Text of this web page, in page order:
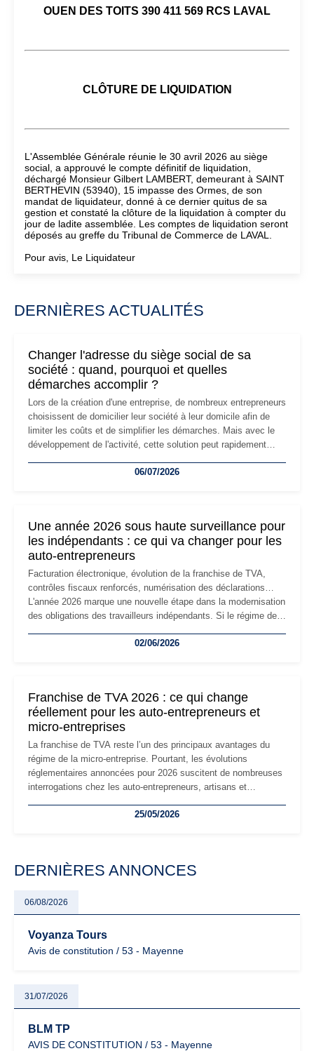
OUEN DES TOITS 390 411 569 RCS LAVAL
CLÔTURE DE LIQUIDATION
L'Assemblée Générale réunie le 30 avril 2026 au siège
social, a approuvé le compte définitif de liquidation,
déchargé Monsieur Gilbert LAMBERT, demeurant à SAINT
BERTHEVIN (53940), 15 impasse des Ormes, de son
mandat de liquidateur, donné à ce dernier quitus de sa
gestion et constaté la clôture de la liquidation à compter du
jour de ladite assemblée. Les comptes de liquidation seront
déposés au greffe du Tribunal de Commerce de LAVAL.
Pour avis, Le Liquidateur
DERNIÈRES ACTUALITÉS
Changer l'adresse du siège social de sa
société : quand, pourquoi et quelles
démarches accomplir ?
Lors de la création d'une entreprise, de nombreux entrepreneurs
choisissent de domicilier leur société à leur domicile afin de
limiter les coûts et de simplifier les démarches. Mais avec le
développement de l'activité, cette solution peut rapidement
professionnels, recrutement, image de marque… Le
06/07/2026
Une année 2026 sous haute surveillance pour
les indépendants : ce qui va changer pour les
auto-entrepreneurs
Facturation électronique, évolution de la franchise de TVA,
contrôles fiscaux renforcés, numérisation des déclarations…
L'année 2026 marque une nouvelle étape dans la modernisation
des obligations des travailleurs indépendants. Si le régime de
les auto-entrepreneurs devront s'adapter à un environnement
02/06/2026
Franchise de TVA 2026 : ce qui change
réellement pour les auto-entrepreneurs et
micro-entreprises
La franchise de TVA reste l’un des principaux avantages du
régime de la micro-entreprise. Pourtant, les évolutions
réglementaires annoncées pour 2026 suscitent de nombreuses
interrogations chez les auto-entrepreneurs, artisans et
facturation ou risque de bascule vers la TVA : les règles
25/05/2026
DERNIÈRES ANNONCES
06/08/2026
Voyanza Tours
Avis de constitution / 53 - Mayenne
31/07/2026
BLM TP
AVIS DE CONSTITUTION / 53 - Mayenne